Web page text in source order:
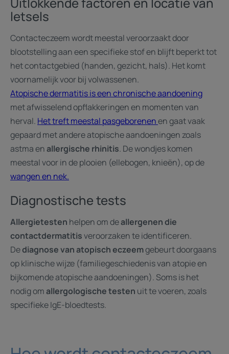
letsels
Contacteczeem wordt meestal veroorzaakt door
blootstelling aan een specifieke stof en blijft beperkt tot
het contactgebied (handen, gezicht, hals). Het komt
voornamelijk voor bij volwassenen.
Atopische dermatitis is een chronische aandoening
met afwisselend opflakkeringen en momenten van
herval. Het treft meestal pasgeborenenen gaat vaak
gepaard met andere atopische aandoeningen zoals
astma enallergische rhinitis. De wondjes komen
meestal voor in de plooien (ellebogen, knieën), op de
wangen en nek.
Diagnostische tests
Allergietesten helpen om deallergenen die
contactdermatitisveroorzaken te identificeren.
Dediagnose van atopisch eczeemgebeurt doorgaans
op klinische wijze (familiegeschiedenis van atopie en
bijkomende atopische aandoeningen). Soms is het
nodig omallergologische testen uit te voeren, zoals
specifieke IgE-bloedtests.